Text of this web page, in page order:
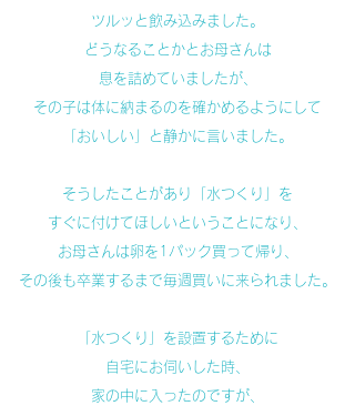
ツルッと飲み込みました。
どうなることかとお母さんは
息を詰めていましたが、
その子は体に納まるのを確かめるようにして
「おいしい」と静かに言いました。
そうしたことがあり「水つくり」を
すぐに付けてほしいということになり、
お母さんは卵を1パック買って帰り、
その後も卒業するまで毎週買いに来られました。
「水つくり」を設置するために
自宅にお伺いした時、
家の中に入ったのですが、